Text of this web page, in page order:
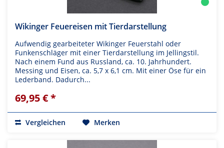
Wikinger Feuereisen mit Tierdarstellung
Aufwendig gearbeiteter Wikinger Feuerstahl oder
Funkenschläger mit einer Tierdarstellung im Jellingstil.
Nach einem Fund aus Russland, ca. 10. Jahrhundert.
Messing und Eisen, ca. 5,7 x 6,1 cm. Mit einer Öse für ein
Lederband. Dadurch...
69,95 € *
Vergleichen Merken